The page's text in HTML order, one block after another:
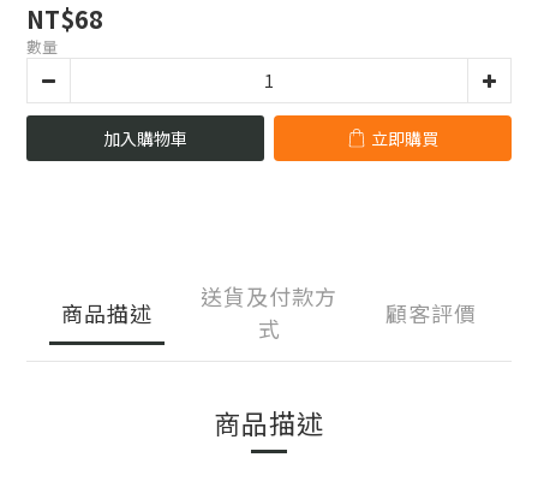
NT$68
數量
加入購物車 立即購買
商品描述
送貨及付款方
式
顧客評價
商品描述